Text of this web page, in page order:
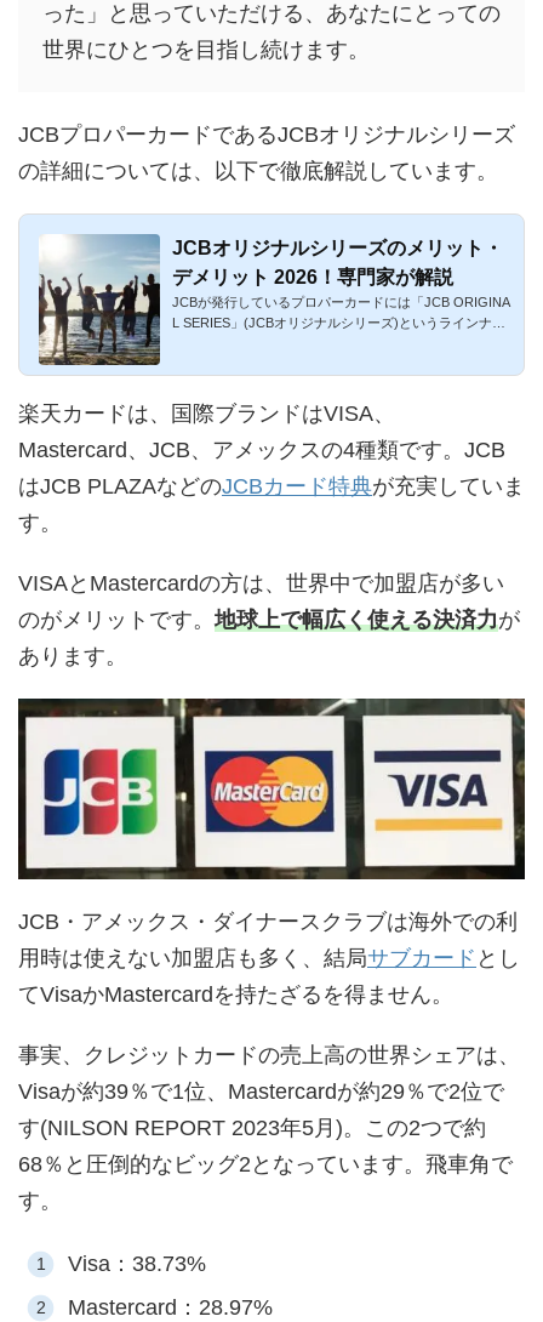
った」と思っていただける、あなたにとっての
世界にひとつを目指し続けます。
JCBプロパーカードであるJCBオリジナルシリーズ
の詳細については、以下で徹底解説しています。
JCBオリジナルシリーズのメリット・
デメリット 2026！専門家が解説
JCBが発行しているプロパーカードには「JCB ORIGINA
L SERIES」(JCBオリジナルシリーズ)というラインナッ
楽天カードは、国際ブランドはVISA、
Mastercard、JCB、アメックスの4種類です。JCB
はJCB PLAZAなどのJCBカード特典が充実していま
す。
VISAとMastercardの方は、世界中で加盟店が多い
のがメリットです。地球上で幅広く使える決済力が
あります。
JCB・アメックス・ダイナースクラブは海外での利
用時は使えない加盟店も多く、結局サブカード とし
てVisaかMastercardを持たざるを得ません。
事実、クレジットカードの売上高の世界シェアは、
Visaが約39％で1位、Mastercardが約29％で2位で
す(NILSON REPORT 2023年5月)。この2つで約
68％と圧倒的なビッグ2となっています。飛車角で
す。
Visa：38.73%
Mastercard：28.97%